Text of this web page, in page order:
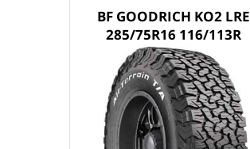
BF GOODRICH KO2 LRE
285/75R16 116/113R